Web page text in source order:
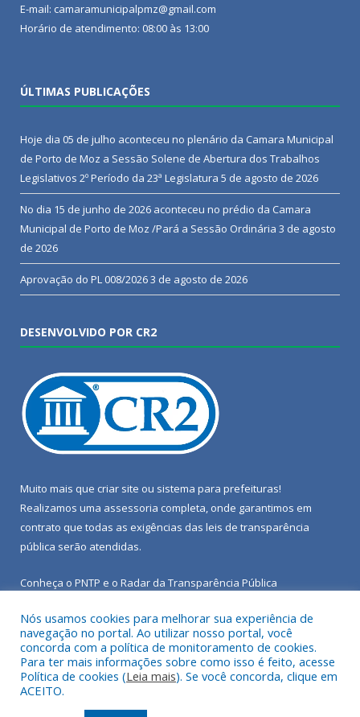
E-mail: camaramunicipalpmz@gmail.com
Horário de atendimento: 08:00 às 13:00
ÚLTIMAS PUBLICAÇÕES
Hoje dia 05 de julho aconteceu no plenário da Camara Municipal
de Porto de Moz a Sessão Solene de Abertura dos Trabalhos
Legislativos 2º Período da 23ª Legislatura 5 de agosto de 2026
No dia 15 de junho de 2026 aconteceu no prédio da Camara
Municipal de Porto de Moz /Pará a Sessão Ordinária 3 de agosto
de 2026
Aprovação do PL 008/20263 de agosto de 2026
DESENVOLVIDO POR CR2
Muito mais que criar site ou sistema para prefeituras!
Realizamos uma assessoria completa, onde garantimos em
contrato que todas as exigências das leis de transparência
pública serão atendidas.
Conheça o PNTP e o Radar da Transparência Pública
Todos os direitos reservados a Câmara Municipal de Porto de
Moz.
Nós usamos cookies para melhorar sua experiência de
navegação no portal. Ao utilizar nosso portal, você
concorda com a política de monitoramento de cookies.
Para ter mais informações sobre como isso é feito, acesse
Política de cookies (Leia mais). Se você concorda, clique em
ACEITO.